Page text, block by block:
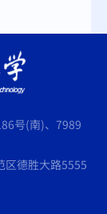
号(南)、7989
德胜大路5555